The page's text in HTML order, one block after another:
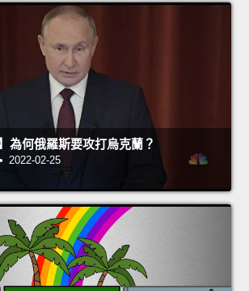
為何俄羅斯要攻打烏克蘭？
2022-02-25